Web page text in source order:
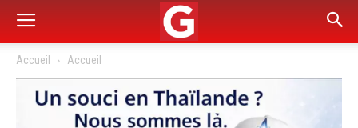
Accueil Accueil